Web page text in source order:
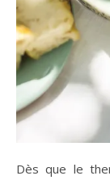
Dès que le thermomètre grimpe, j’ai envie d’une seule